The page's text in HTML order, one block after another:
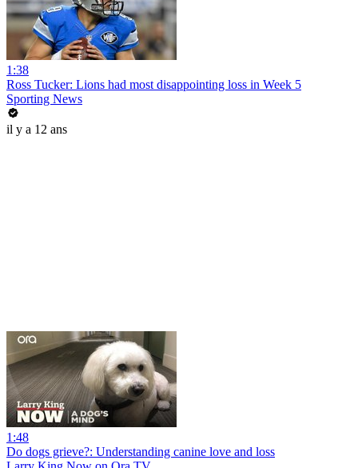
1:38
Ross Tucker: Lions had most disappointing loss in Week 5
Sporting News
il y a 12 ans
1:48
Do dogs grieve?: Understanding canine love and loss